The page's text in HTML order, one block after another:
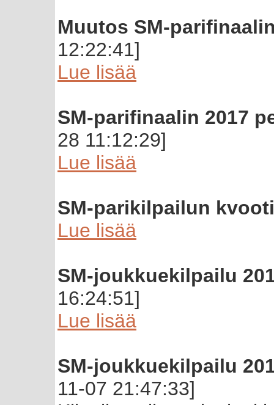
Muutos SM-
12:22:41]
Lue lisää
SM-parifinaalin 2017
28 11:12:29]
Lue lisää
SM-parikilpailun
Lue lisää
SM-joukkuekilpailu
16:24:51]
Lue lisää
SM-joukkuekilpailu
11-07 21:47:33]